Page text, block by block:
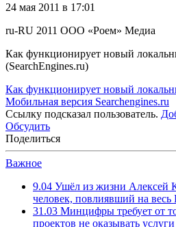
24 мая 2011 в 17:01
ru-RU 2011 ООО «Роем» Медиа
Как функционирует новый
(SearchEngines.ru)
Как функционирует новый
Мобильная версия Searchengines.ru
Ссылку подсказал пользователь.
Обсудить
Поделиться
Важное
9.04 Ушёл из жизни Алексей
человек, повлиявший на весь
31.03 Минцифры требует от
проектов не оказывать